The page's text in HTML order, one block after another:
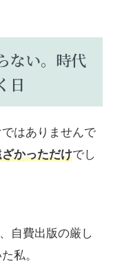
ない。時代
日
はありませんで
かっただけでし
自費出版の厳し
私。